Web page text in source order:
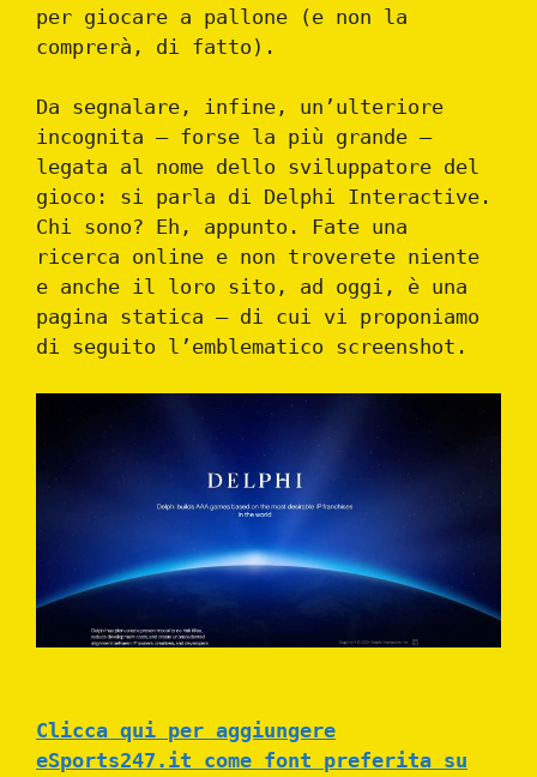
per giocare a pallone (e non la
comprerà, di fatto).
Da segnalare, infine, un’ulteriore
incognita – forse la più grande –
legata al nome dello sviluppatore del
gioco: si parla di Delphi Interactive.
Chi sono? Eh, appunto. Fate una
ricerca online e non troverete niente
e anche il loro sito, ad oggi, è una
pagina statica – di cui vi proponiamo
di seguito l’emblematico screenshot.
Clicca qui per aggiungere
eSports247.it come font preferita su